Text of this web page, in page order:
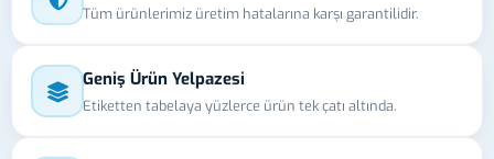
Tüm ürünlerimiz üretim hatalarına karşı garantilidir.
Geniş Ürün Yelpazesi
Etiketten tabelaya yüzlerce ürün tek çatı altında.